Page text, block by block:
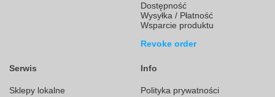
Dostępność
Wysyłka / Płatność
Wsparcie produktu
Revoke order
Serwis
Sklepy lokalne
Info
Polityka prywatności